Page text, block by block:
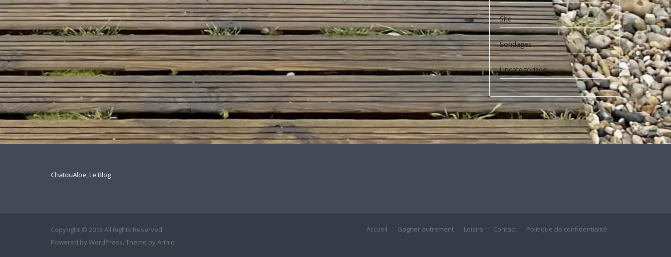
Site
Sondages
Uncategorized
ChatouAloe_Le Blog
Copyright © 2015 All Rights Reserved.
Powered by WordPress. Theme by Arinio
Accueil Gagner autrement Loisirs Contact Politique de confidentialité